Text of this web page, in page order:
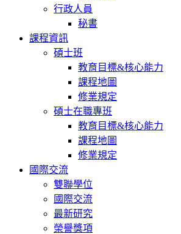
行政人員
秘書
課程資訊
碩士班
教育目標&核心能力
課程地圖
修業規定
碩士在職專班
教育目標&核心能力
課程地圖
修業規定
國際交流
雙聯學位
國際交流
最新研究
榮譽獎項